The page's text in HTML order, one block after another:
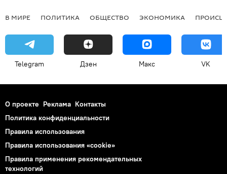
В МИРЕ ПОЛИТИКА ОБЩЕСТВО ЭКОНОМИКА
Telegram Дзен Макс VK
О проекте Реклама Контакты
Политика конфиденциальности
Правила использования
Правила использования «cookie»
Правила применения рекомендательных
технологий